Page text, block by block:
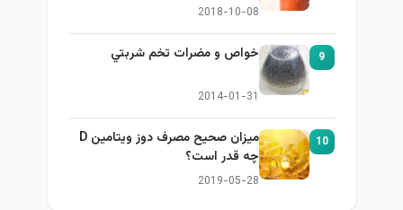
2018-10-08
9 خواص و مضرات تخم شربتي
2014-01-31
10
میزان صحیح مصرف دوز ویتامین D
چه قدر است؟
2019-05-28